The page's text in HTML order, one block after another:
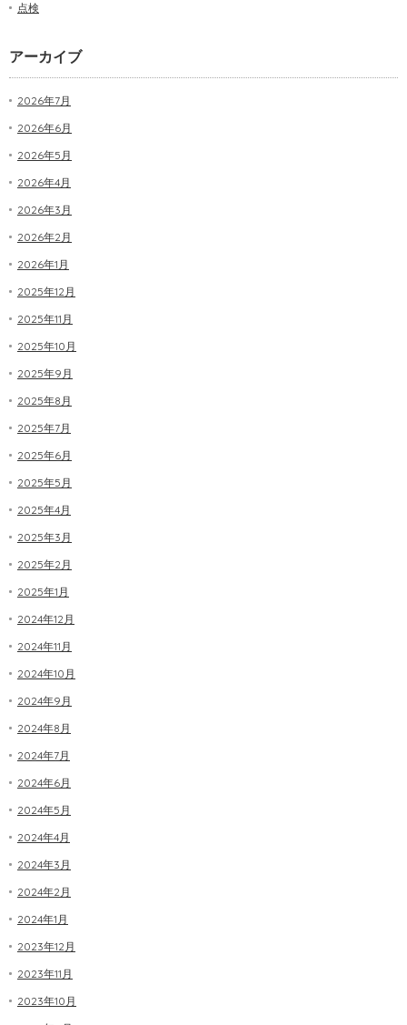
点検
アーカイブ
2026年7月
2026年6月
2026年5月
2026年4月
2026年3月
2026年2月
2026年1月
2025年12月
2025年11月
2025年10月
2025年9月
2025年8月
2025年7月
2025年6月
2025年5月
2025年4月
2025年3月
2025年2月
2025年1月
2024年12月
2024年11月
2024年10月
2024年9月
2024年8月
2024年7月
2024年6月
2024年5月
2024年4月
2024年3月
2024年2月
2024年1月
2023年12月
2023年11月
2023年10月